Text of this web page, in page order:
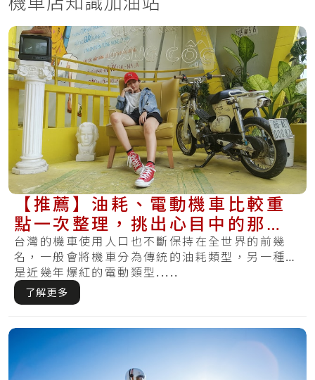
【推薦】油耗、電動機車比較重
點一次整理，挑出心目中的那台
機車
台灣的機車使用人口也不斷保持在全世界的前幾
名，一般會將機車分為傳統的油耗類型，另一種則
是近幾年爆紅的電動類型.....
了解更多